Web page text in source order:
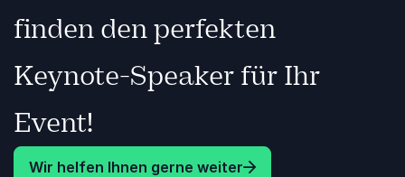
finden den perfekten
Keynote-Speaker für Ihr
Event!
Wir helfen Ihnen gerne weiter